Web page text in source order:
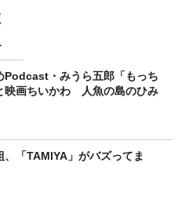
Podcast・みうら五郎「もっち
映画ちいかわ 人魚の島のひみ
、「TAMIYA」がバズってま